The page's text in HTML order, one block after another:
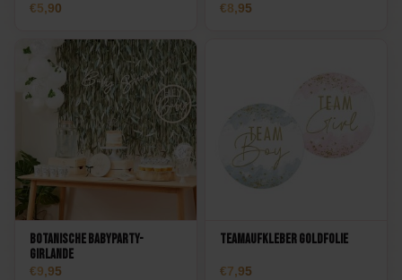
5,90 8,95
Botanische Babyparty-
Girlande
9,95
Teamaufkleber Goldfolie
7,95